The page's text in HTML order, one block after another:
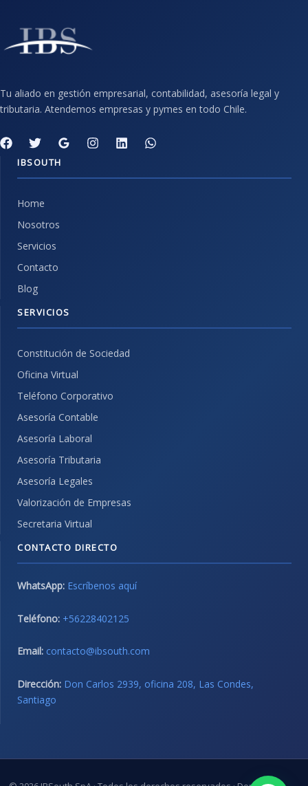
Tu aliado en gestión empresarial, contabilidad, asesoría legal y
tributaria. Atendemos empresas y pymes en todo Chile.
IBSOUTH
Home
Nosotros
Servicios
Contacto
Blog
SERVICIOS
Constitución de Sociedad
Oficina Virtual
Teléfono Corporativo
Asesoría Contable
Asesoría Laboral
Asesoría Tributaria
Asesoría Legales
Valorización de Empresas
Secretaria Virtual
CONTACTO DIRECTO
WhatsApp: Escríbenos aquí
Teléfono: +56228402125
Email: contacto@ibsouth.com
Dirección: Don Carlos 2939, oficina 208, Las Condes,
Santiago